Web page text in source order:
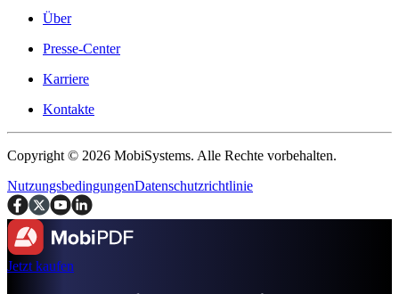
Über
Presse-Center
Karriere
Kontakte
Copyright © 2026 MobiSystems. Alle Rechte vorbehalten.
NutzungsbedingungenDatenschutzrichtlinie
Jetzt kaufen